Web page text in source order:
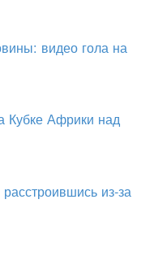
видео гола на
Кубке Африки над
из-за